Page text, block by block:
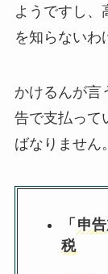
ようですし、
を知らないわ
かけるんが言
告で支払って
ばなりません。
「 申
税